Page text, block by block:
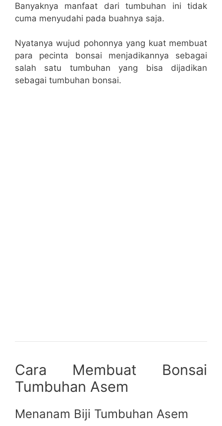
Banyaknya manfaat dari tumbuhan ini tidak
cuma menyudahi pada buahnya saja.
Nyatanya wujud pohonnya yang kuat membuat
para pecinta bonsai menjadikannya sebagai
salah satu tumbuhan yang bisa dijadikan
sebagai tumbuhan bonsai.
Cara Membuat Bonsai
Tumbuhan Asem
Menanam Biji Tumbuhan Asem